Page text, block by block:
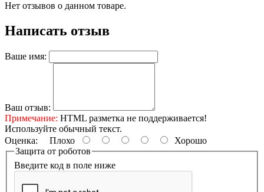
Нет отзывов о данном товаре.
Написать отзыв
Ваше имя:
Ваш отзыв:
Примечание: HTML разметка не поддерживается!
Используйте обычный текст.
Оценка: Плохо
Хорошо
Защита от роботов
Введите код в поле ниже